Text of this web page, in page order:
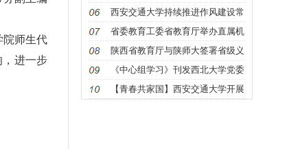
院师生代
，进一步
信
西安交通大学持续推进作风建设常
态化长
省委教育工委省教育厅举办直属机
关党史
陕西省教育厅与陕师大签署省级义
务教育
《中心组学习》刊发西北大学党委
理论学
【青春共家国】西安交通大学开展